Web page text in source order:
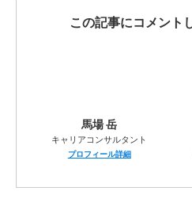
正社員の週3日制は増えるのか
正社員？週3日勤務？自分に
この記事にコメント
馬場 岳
キャリアコンサルタント
プロフィール詳細